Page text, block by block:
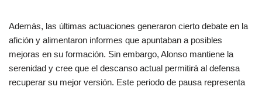
Además, las últimas actuaciones generaron cierto debate en la
afición y alimentaron informes que apuntaban a posibles
mejoras en su formación. Sin embargo, Alonso mantiene la
serenidad y cree que el descanso actual permitirá al defensa
recuperar su mejor versión. Este periodo de pausa representa